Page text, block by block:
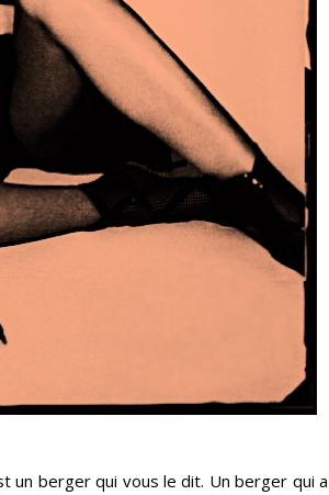
un berger qui vous le dit. Un berger qui a